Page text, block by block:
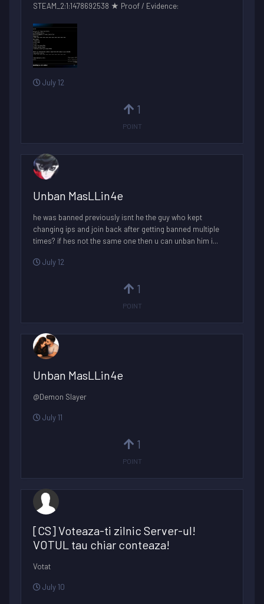
STEAM_2:1:1478692538 ★ Proof / Evidence:
July 12
1
POINT
Unban MasLLin4e
he was banned previously isnt he the guy who kept
changing ips and join back after getting banned multiple
times? if hes not the same one then u can unban him i...
July 12
1
POINT
Unban MasLLin4e
@Demon Slayer
July 11
1
POINT
[CS] Voteaza-ti zilnic Server-ul!
VOTUL tau chiar conteaza!
Votat
July 10